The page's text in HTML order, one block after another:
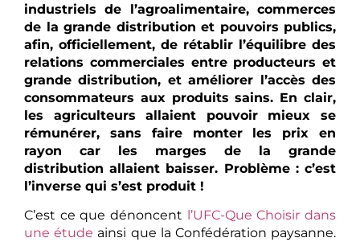
industriels de l’agroalimentaire, commerces
de la grande distribution et pouvoirs publics,
afin, officiellement, de rétablir l’équilibre des
relations commerciales entre producteurs et
grande distribution, et améliorer l’accès des
consommateurs aux produits sains. En clair,
les agriculteurs allaient pouvoir mieux se
rémunérer, sans faire monter les prix en
rayon car les marges de la grande
distribution allaient baisser. Problème : c’est
l’inverse qui s’est produit !
C’est ce que dénoncent l’UFC-Que Choisir dans
une étude ainsi que la Confédération paysanne.